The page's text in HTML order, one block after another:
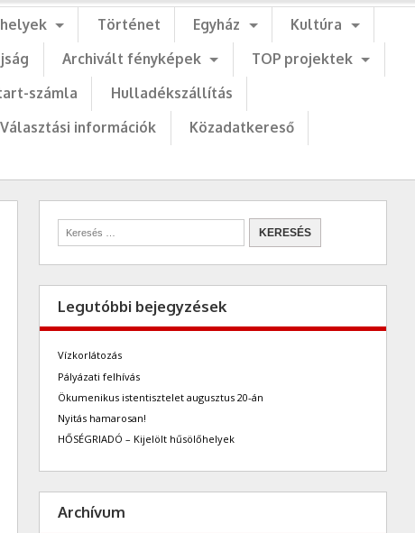
Történet Egyház
Kultúra
Archivált fényképek
TOP projektek
számla
Hulladékszállítás
Választási információk
Közadatkereső
Legutóbbi bejegyzések
Vízkorlátozás
Pályázati felhívás
Ökumenikus istentisztelet augusztus 20-án
Nyitás hamarosan!
HŐSÉGRIADÓ – Kijelölt hűsölőhelyek
Archívum